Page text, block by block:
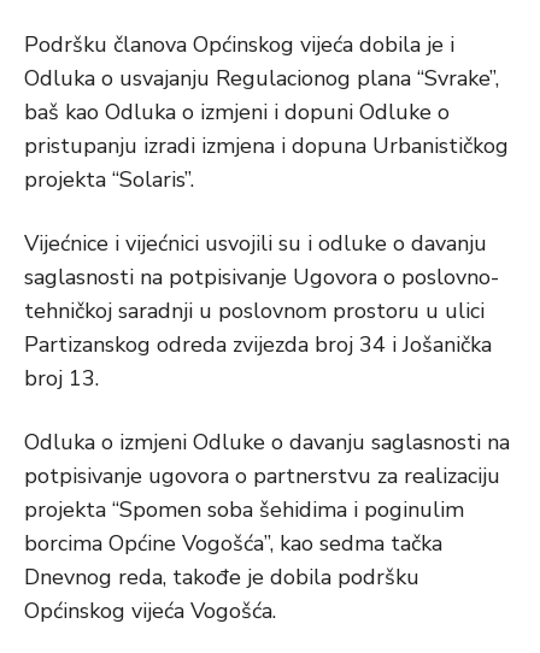
Podršku članova Općinskog vijeća dobila je i
Odluka o usvajanju Regulacionog plana “Svrake”,
baš kao Odluka o izmjeni i dopuni Odluke o
pristupanju izradi izmjena i dopuna Urbanističkog
projekta “Solaris”.
Vijećnice i vijećnici usvojili su i odluke o davanju
saglasnosti na potpisivanje Ugovora o poslovno-
tehničkoj saradnji u poslovnom prostoru u ulici
Partizanskog odreda zvijezda broj 34 i Jošanička
broj 13.
Odluka o izmjeni Odluke o davanju saglasnosti na
potpisivanje ugovora o partnerstvu za realizaciju
projekta “Spomen soba šehidima i poginulim
borcima Općine Vogošća”, kao sedma tačka
Dnevnog reda, takođe je dobila podršku
Općinskog vijeća Vogošća.